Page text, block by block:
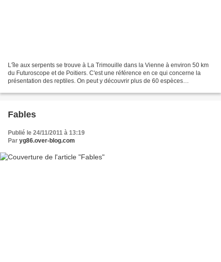
L'île aux serpents se trouve à La Trimouille dans la Vienne à environ 50 km
du Futuroscope et de Poitiers. C'est une référence en ce qui concerne la
présentation des reptiles. On peut y découvrir plus de 60 espèces
Fables
Publié le 24/11/2011 à 13:19
Par yg86.over-blog.com